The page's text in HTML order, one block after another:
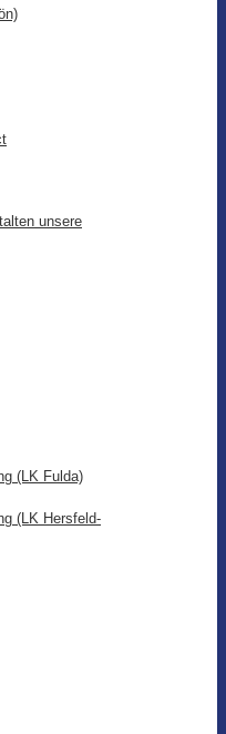
unsere
(LK Fulda)
(LK Hersfeld-